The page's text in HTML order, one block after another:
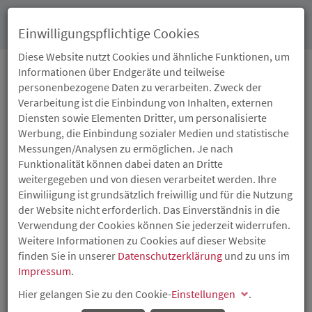
01.06.2021
LANDESPROGRAMM
„CORONA SOFORTHILFE
KREDIT RLP –
GEMEINNÜTZIGE
ORGANISATIONEN“:
ANTRAGFRIST
VERLÄNGERT, MAXIMALE
Einwilligungspflichtige Cookies
Diese Website nutzt Cookies und ähnliche Funktionen, um
Informationen über Endgeräte und teilweise
personenbezogene Daten zu verarbeiten. Zweck der
Verarbeitung ist die Einbindung von Inhalten, externen
Diensten sowie Elementen Dritter, um personalisierte
Werbung, die Einbindung sozialer Medien und statistische
Messungen/Analysen zu ermöglichen. Je nach
Funktionalität können dabei daten an Dritte
weitergegeben und von diesen verarbeitet werden. Ihre
Einwiliigung ist grundsätzlich freiwillig und für die Nutzung
der Website nicht erforderlich. Das Einverständnis in die
Verwendung der Cookies können Sie jederzeit widerrufen.
Weitere Informationen zu Cookies auf dieser Website
finden Sie in unserer Datenschutzerklärung und zu uns im
Impressum.
Hier gelangen Sie zu den Cookie-Einstellungen
.